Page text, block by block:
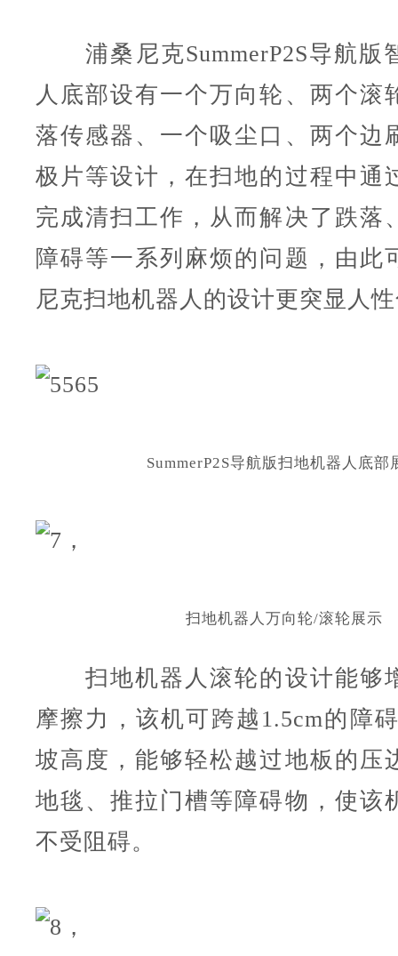
浦桑尼克SummerP2S导航版
人底部设有一个万向轮、两个滚
落传感器、一个吸尘口、两个边
极片等设计，在扫地的过程中通
完成清扫工作，从而解决了跌落
障碍等一系列麻烦的问题，由此
尼克扫地机器人的设计更突显人
SummerP2S导航版扫地机器人底部
扫地机器人万向轮/滚轮展示
扫地机器人滚轮的设计能够
摩擦力，该机可跨越1.5cm的障
坡高度，能够轻松越过地板的压
地毯、推拉门槽等障碍物，使该
不受阻碍。